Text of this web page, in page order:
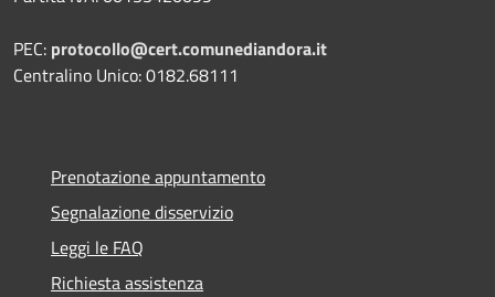
PEC: protocollo@cert.comunediandora.it
Centralino Unico: 0182.68111
Prenotazione appuntamento
Segnalazione disservizio
Leggi le FAQ
Richiesta assistenza